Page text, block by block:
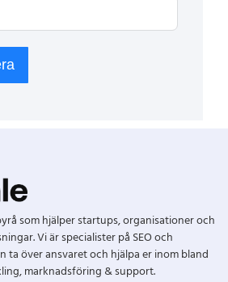
som hjälper startups, organisationer och
Vi är specialister på SEO och
ta över ansvaret och hjälpa er inom bland
marknadsföring & support.